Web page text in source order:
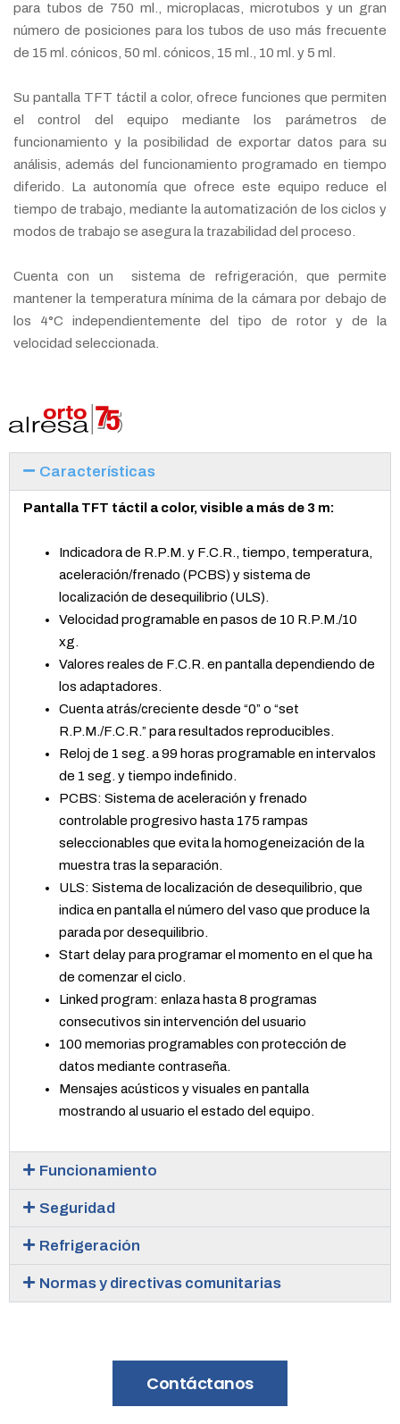
para tubos de 750 ml., microplacas, microtubos y un gran
número de posiciones para los tubos de uso más frecuente
de 15 ml. cónicos, 50 ml. cónicos, 15 ml., 10 ml. y 5 ml.
Su pantalla TFT táctil a color, ofrece funciones que permiten
el control del equipo mediante los parámetros de
funcionamiento y la posibilidad de exportar datos para su
análisis, además del funcionamiento programado en tiempo
diferido. La autonomía que ofrece este equipo reduce el
tiempo de trabajo, mediante la automatización de los ciclos y
modos de trabajo se asegura la trazabilidad del proceso.
Cuenta con un
sistema de refrigeración, que permite
mantener la temperatura mínima de la cámara por debajo de
los 4°C independientemente del tipo de rotor y de la
velocidad seleccionada.
Características
Pantalla TFT táctil a color, visible a más de 3 m:
Indicadora de R.P.M. y F.C.R., tiempo, temperatura,
aceleración/frenado (PCBS) y sistema de
localización de desequilibrio (ULS).
Velocidad programable en pasos de 10 R.P.M./10
xg.
Valores reales de F.C.R. en pantalla dependiendo de
los adaptadores.
Cuenta atrás/creciente desde “0” o “set
R.P.M./F.C.R.” para resultados reproducibles.
Reloj de 1 seg. a 99 horas programable en intervalos
de 1 seg. y tiempo indefinido.
PCBS: Sistema de aceleración y frenado
controlable progresivo hasta 175 rampas
seleccionables que evita la homogeneización de la
muestra tras la separación.
ULS: Sistema de localización de desequilibrio, que
indica en pantalla el número del vaso que produce la
parada por desequilibrio.
Start delay para programar el momento en el que ha
de comenzar el ciclo.
Linked program: enlaza hasta 8 programas
consecutivos sin intervención del usuario
100 memorias programables con protección de
datos mediante contraseña.
Mensajes acústicos y visuales en pantalla
mostrando al usuario el estado del equipo.
Funcionamiento
Seguridad
Refrigeración
Normas y directivas comunitarias
Contáctanos